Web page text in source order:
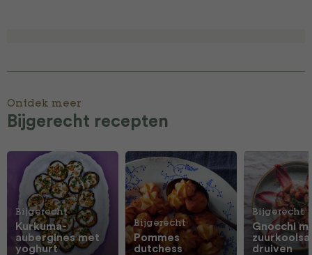
Ontdek meer
Bijgerecht recepten
Bijgerecht
Kurkuma-
aubergines met
yoghurt
Bijgerecht
Pommes
dutchess
Bijgerecht
Gnocchi
druiven